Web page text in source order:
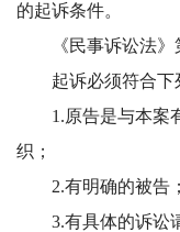
的起诉条件。
《民事诉讼法》
起诉必须符合下
1.原告是与本案有
织；
2.有明确的被告；
3.有具体的诉讼请